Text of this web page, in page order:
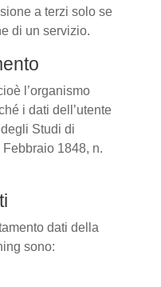
a terzi solo se
di un servizio.
l’organismo
i dati dell’utente
Studi di
1848, n.
dati della
sono: